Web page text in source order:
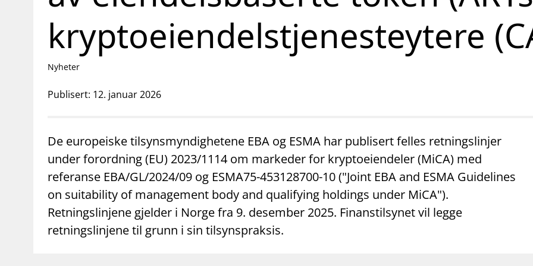
Forbrukerinformasjon Om Finanstilsynet Kontakt oss Jobb hos oss
kryptoeiendelstjenesteytere
Nyheter
Publisert: 12. januar 2026
De europeiske tilsynsmyndighetene EBA og ESMA har publisert felles retningslinjer
under forordning (EU) 2023/1114 om markeder for kryptoeiendeler (MiCA) med
referanse EBA/GL/2024/09 og ESMA75-453128700-10 ("Joint EBA and ESMA Guidelines
on suitability of management body and qualifying holdings under MiCA").
Retningslinjene gjelder i Norge fra 9. desember 2025. Finanstilsynet vil legge
retningslinjene til grunn i sin tilsynspraksis.